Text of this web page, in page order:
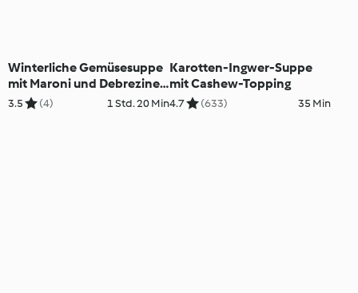
Winterliche Gemüsesuppe
mit Maroni und Debreziner
(XXL)
3.5 (4) 1 Std. 20 Min
Karotten-Ingwer-Suppe
mit Cashew-Topping
4.7 (633) 35 Min